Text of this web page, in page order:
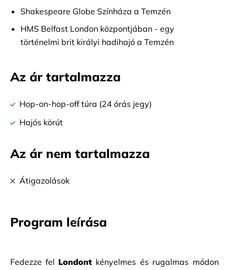
Shakespeare Globe Színháza a Temzén
HMS Belfast London központjában - egy
történelmi brit királyi hadihajó a Temzén
Az ár tartalmazza
Hop-on-hop-off túra (24 órás jegy)
Hajós körút
Az ár nem tartalmazza
Átigazolások
Program leírása
Fedezze fel Londont kényelmes és rugalmas módon